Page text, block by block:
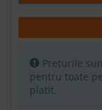
Preturile
pentru toate
platit.